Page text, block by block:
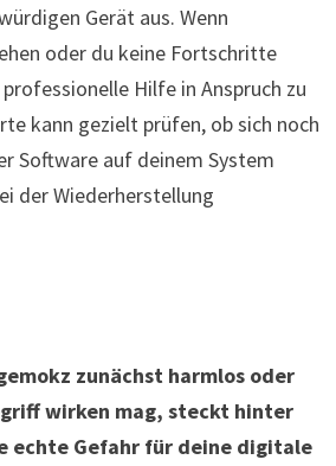
Gerät aus. Wenn
oder du keine Fortschritte
Hilfe in Anspruch zu
kann gezielt prüfen, ob sich noch
Software auf deinem System
der Wiederherstellung
zunächst harmlos oder
wirken mag, steckt hinter
echte Gefahr für deine digitale